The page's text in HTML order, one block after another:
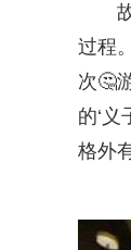
过程
次🤔
的‘
格外